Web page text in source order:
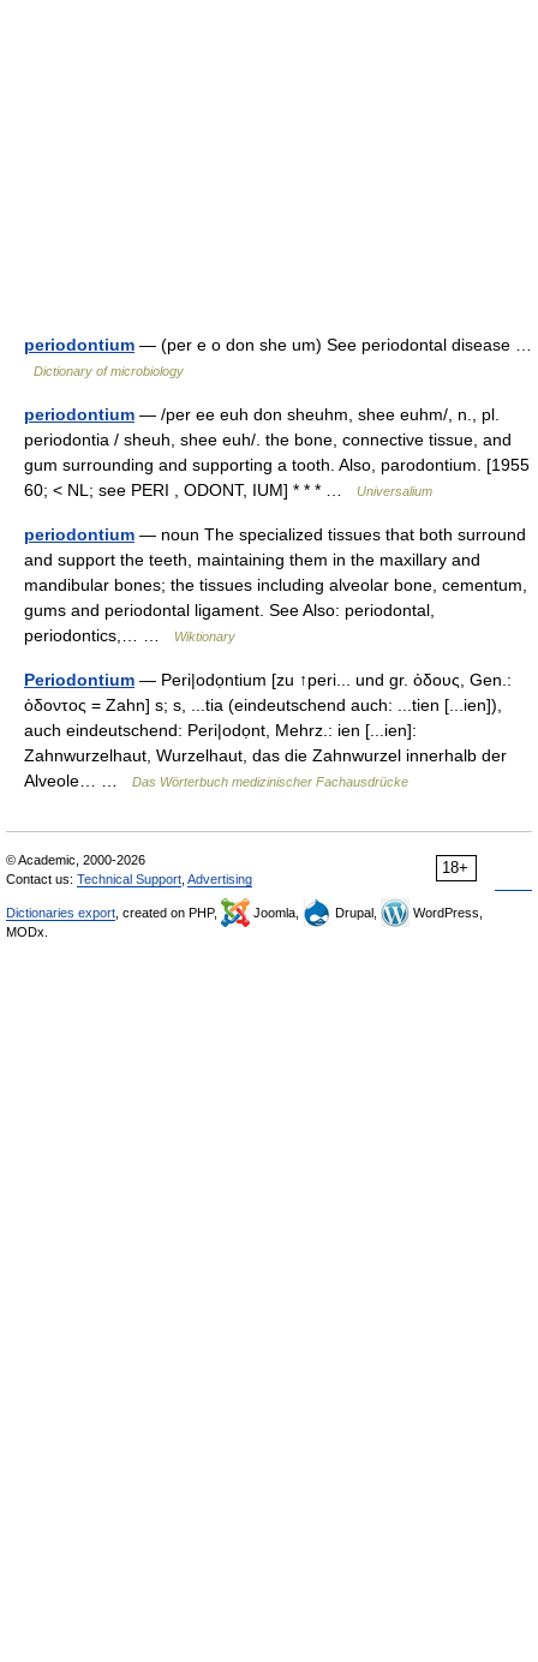
periodontium — (per e o don she um) See periodontal disease …
Dictionary of microbiology
periodontium — /per ee euh don sheuhm, shee euhm/, n., pl.
periodontia / sheuh, shee euh/. the bone, connective tissue, and
gum surrounding and supporting a tooth. Also, parodontium. [1955
60; < NL; see PERI , ODONT, IUM] * * * …
Universalium
periodontium — noun The specialized tissues that both surround
and support the teeth, maintaining them in the maxillary and
mandibular bones; the tissues including alveolar bone, cementum,
gums and periodontal ligament. See Also: periodontal,
periodontics,… …
Wiktionary
Periodontium — Peri|odọntium [zu ↑peri... und gr. ὀδους, Gen.:
ὀδοντος = Zahn] s; s, ...tia (eindeutschend auch: ...tien [...ien]),
auch eindeutschend: Peri|odọnt, Mehrz.: ien [...ien]:
Zahnwurzelhaut, Wurzelhaut, das die Zahnwurzel innerhalb der
Alveole… …
Das Wörterbuch medizinischer Fachausdrücke
18+
© Academic, 2000-2026
Contact us: Technical Support Advertising
Dictionaries export , created on PHP, Joomla, Drupal,
WordPress,
MODx.